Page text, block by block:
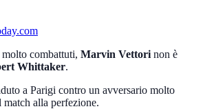
combattuti, Marvin Vettori non è
Whittaker.
a Parigi contro un avversario molto
match alla perfezione.